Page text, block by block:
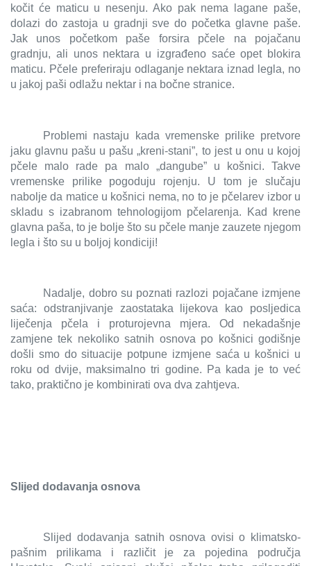
kočit će maticu u nesenju. Ako pak nema lagane paše,
dolazi do zastoja u gradnji sve do početka glavne paše.
Jak unos početkom paše forsira pčele na pojačanu
gradnju, ali unos nektara u izgrađeno saće opet blokira
maticu. Pčele preferiraju odlaganje nektara iznad legla, no
u jakoj paši odlažu nektar i na bočne stranice.
Problemi nastaju kada vremenske prilike pretvore
jaku glavnu pašu u pašu „kreni-stani”, to jest u onu u kojoj
pčele malo rade pa malo „dangube” u košnici. Takve
vremenske prilike pogoduju rojenju. U tom je slučaju
nabolje da matice u košnici nema, no to je pčelarev izbor u
skladu s izabranom tehnologijom pčelarenja. Kad krene
glavna paša, to je bolje što su pčele manje zauzete njegom
legla i što su u boljoj kondiciji!
Nadalje, dobro su poznati razlozi pojačane izmjene
saća: odstranjivanje zaostataka lijekova kao posljedica
liječenja pčela i proturojevna mjera. Od nekadašnje
zamjene tek nekoliko satnih osnova po košnici godišnje
došli smo do situacije potpune izmjene saća u košnici u
roku od dvije, maksimalno tri godine. Pa kada je to već
tako, praktično je kombinirati ova dva zahtjeva.
Slijed dodavanja osnova
Slijed dodavanja satnih osnova ovisi o klimatsko-
pašnim prilikama i različit je za pojedina područja